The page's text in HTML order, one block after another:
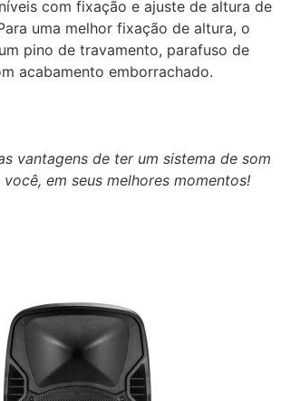
com fixação e ajuste de altura de
uma melhor fixação de altura, o
pino de travamento, parafuso de
acabamento emborrachado.
vantagens de ter um sistema de som
em seus melhores momentos!